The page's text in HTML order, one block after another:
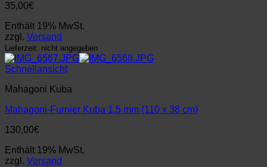
35,00€
Enthält 19% MwSt.
zzgl. Versand
Lieferzeit: nicht angegeben
Schnellansicht
Mahagoni Kuba
Mahagoni-Furnier Kuba 1,5 mm (110 x 38 cm)
130,00€
Enthält 19% MwSt.
zzgl. Versand